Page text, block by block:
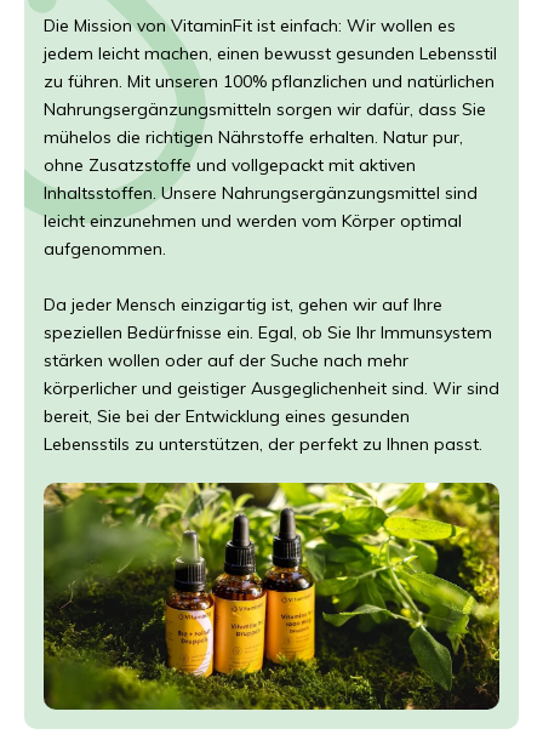
Die Mission von VitaminFit ist einfach: Wir wollen es
jedem leicht machen, einen bewusst gesunden Lebensstil
zu führen. Mit unseren 100% pflanzlichen und natürlichen
Nahrungsergänzungsmitteln sorgen wir dafür, dass Sie
mühelos die richtigen Nährstoffe erhalten. Natur pur,
ohne Zusatzstoffe und vollgepackt mit aktiven
Inhaltsstoffen. Unsere Nahrungsergänzungsmittel sind
leicht einzunehmen und werden vom Körper optimal
aufgenommen.
Da jeder Mensch einzigartig ist, gehen wir auf Ihre
speziellen Bedürfnisse ein. Egal, ob Sie Ihr Immunsystem
stärken wollen oder auf der Suche nach mehr
körperlicher und geistiger Ausgeglichenheit sind. Wir sind
bereit, Sie bei der Entwicklung eines gesunden
Lebensstils zu unterstützen, der perfekt zu Ihnen passt.